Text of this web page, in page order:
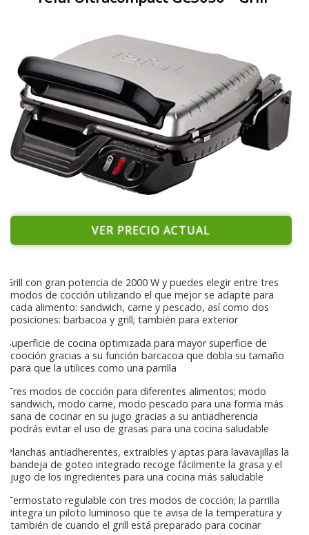
VER PRECIO ACTUAL
Grill con gran potencia de 2000 W y puedes elegir entre tres
modos de cocción utilizando el que mejor se adapte para
cada alimento: sandwich, carne y pescado, así como dos
posiciones: barbacoa y grill; también para exterior
Superficie de cocina optimizada para mayor superficie de
cooción gracias a su función barcacoa que dobla su tamaño
para que la utilices como una parrilla
Tres modos de cocción para diferentes alimentos; modo
sandwich, modo carne, modo pescado para una forma más
sana de cocinar en su jugo gracias a su antiadherencia
podrás evitar el uso de grasas para una cocina saludable
Planchas antiadherentes, extraibles y aptas para lavavajillas la
bandeja de goteo integrado recoge fácilmente la grasa y el
jugo de los ingredientes para una cocina más saludable
Termostato regulable con tres modos de cocción; la parrilla
integra un piloto luminoso que te avisa de la temperatura y
también de cuando el grill está preparado para cocinar